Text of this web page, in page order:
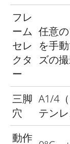
フレ
ーム
セレ
クタ
ー
任意
を手
ズの
三脚
穴
A1/4
テン
動作